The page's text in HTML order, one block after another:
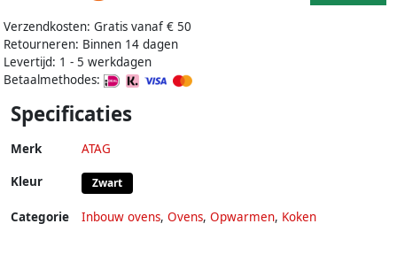
Verzendkosten: Gratis vanaf € 50
Retourneren: Binnen 14 dagen
Levertijd: 1 - 5 werkdagen
Betaalmethodes:
Specificaties
Merk ATAG
Kleur Zwart
Categorie Inbouw ovens, Ovens, Opwarmen, Koken